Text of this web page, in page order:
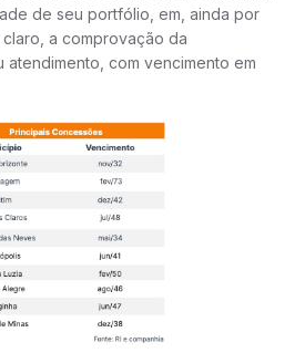
de seu portfólio, em, ainda por
a comprovação da
atendimento, com vencimento em